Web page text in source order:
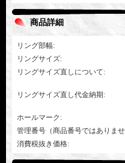
商品詳細
リング部幅:
リングサイズ:
リングサイズ直しについて:
リングサイズ直し代金納期:
ホールマーク :
管理番号（商品番号ではありま
消費税抜き価格: